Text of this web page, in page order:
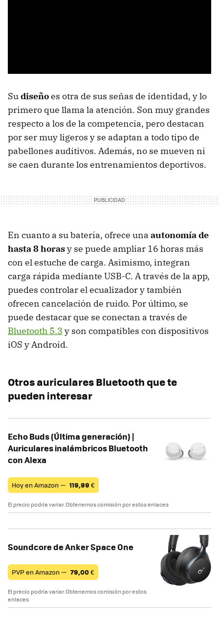
Sudiseñoes otra de sus señas de identidad, y lo
primero que llama la atención. Son muy grandes
respecto a los de la competencia, pero destacan
por ser muy ligeros y se adaptan a todo tipo de
pabellones auditivos. Además, no se mueven ni
se caen durante los entrenamientos deportivos.
En cuanto a su batería, ofrece una autonomía de
hasta 8 horasy se puede ampliar 16 horas más
con el estuche de carga. Asimismo, integran
carga rápida mediante USB-C. A través de la app,
puedes controlar el ecualizador y también
ofrecen cancelación de ruido. Por último, se
puede destacar que se conectan a través de
Bluetooth 5.3 y son compatibles con dispositivos
iOS y Android.
Otros auriculares Bluetooth que te
pueden interesar
Echo Buds (Última generación) |
Auriculares inalámbricos Bluetooth
con Alexa
Hoy en Amazon — 119,99 €
El precio podría variar. Obtenemos comisión por estos enlaces
Soundcore de Anker Space One
PVP en Amazon — 79,00€
El precio podría variar. Obtenemos comisión por estos
enlaces